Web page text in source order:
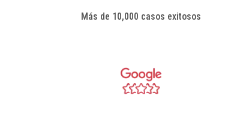
Más de 10,000 casos exitosos